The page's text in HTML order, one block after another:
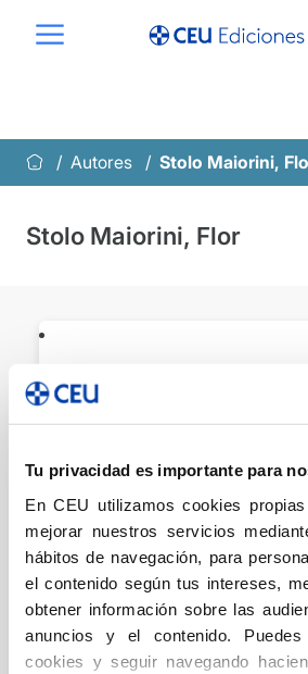
Tu privacidad es importante para
En CEU utilizamos cookies
mejorar nuestros servicios
hábitos de navegación, para
el contenido según tus intereses,
obtener información sobre las
anuncios y el contenido.
cookies y seguir navegando
Autores Stolo Maiorini,
Stolo Maiorini, Flor
en